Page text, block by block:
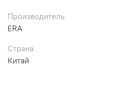
Производитель
ERA
Страна
Китай